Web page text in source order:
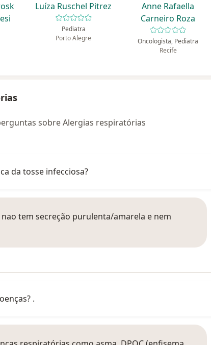
Luíza Ruschel Pitrez
Pediatra
Porto Alegre
Anne Rafaella
Carneiro Roza
Oncologista, Pediatra
Recife
sobre Alergias respiratórias
da tosse infecciosa?
tem secreção purulenta/amarela e nem
.